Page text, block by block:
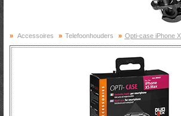
» Accessoires » Telefoonhouders » Opti-case iPhone